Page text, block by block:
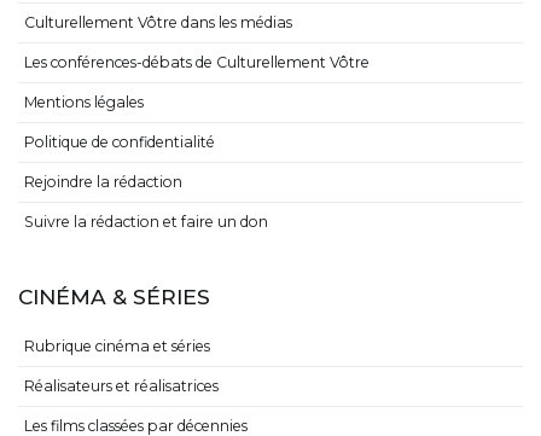
Culturellement Vôtre dans les médias
Les conférences-débats de Culturellement Vôtre
Mentions légales
Politique de confidentialité
Rejoindre la rédaction
Suivre la rédaction et faire un don
CINÉMA & SÉRIES
Rubrique cinéma et séries
Réalisateurs et réalisatrices
Les films classées par décennies